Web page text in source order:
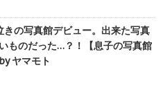
きの写真館デビュー。出来た写真
ものだった…？！【息子の写真館
ヤマモト